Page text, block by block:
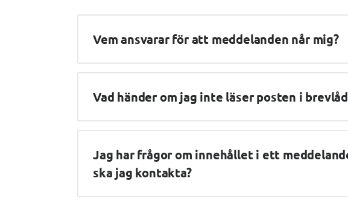
Vem ansvarar för att meddelanden når mig?
Vad händer om jag inte läser posten i
Jag har frågor om innehållet i ett
ska jag kontakta?